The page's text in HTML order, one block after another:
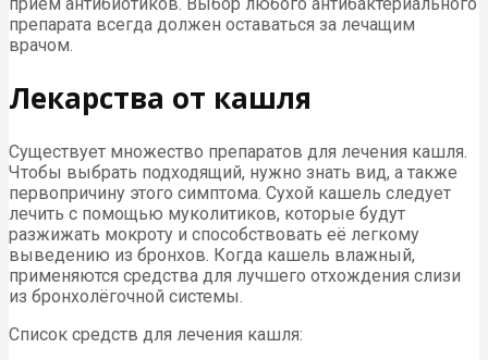
препарата всегда должен оставаться за лечащим
врачом.
Лекарства от кашля
Существует множество препаратов для лечения кашля.
Чтобы выбрать подходящий, нужно знать вид, а также
первопричину этого симптома. Сухой кашель следует
лечить с помощью муколитиков, которые будут
разжижать мокроту и способствовать её легкому
выведению из бронхов. Когда кашель влажный,
применяются средства для лучшего отхождения слизи
из бронхолёгочной системы.
Список средств для лечения кашля: